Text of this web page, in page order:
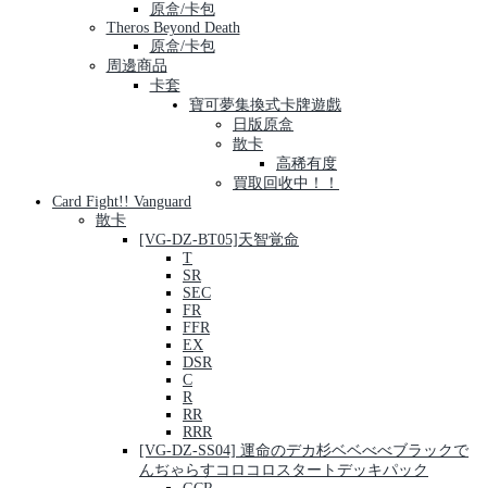
原盒/卡包
Theros Beyond Death
原盒/卡包
周邊商品
卡套
寶可夢集換式卡牌遊戲
日版原盒
散卡
高稀有度
買取回收中！！
Card Fight!! Vanguard
散卡
[VG-DZ-BT05]天智覚命
T
SR
SEC
FR
FFR
EX
DSR
C
R
RR
RRR
[VG-DZ-SS04] 運命のデカ杉ベベべべブラックで
んぢゃらすコロコロスタートデッキパック